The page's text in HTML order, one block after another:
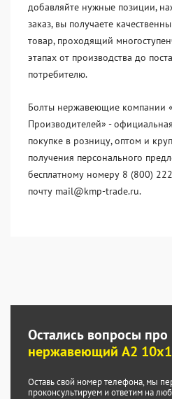
добавляйте нужные позиции,
заказ, вы получаете
товар, проходящий
этапах от производства до
потребителю.
Болты нержавеющие компании
Производителей» -
покупке в розницу, оптом и
получения персонального
бесплатному номеру 8 (800)
почту mail@kmp-trade.ru.
Остались вопросы про
нержавеющий А2
Оставь свой номер телефона, мы
проконсультируем и ответим на